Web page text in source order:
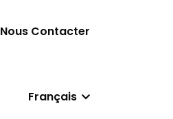
Nous Contacter
Français